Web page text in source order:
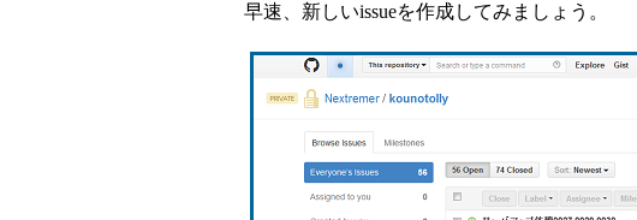
早速、新しいissueを作成してみましょう。